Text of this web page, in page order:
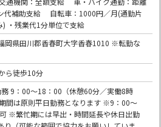
代補助支給 自転車：1000円／月(通勤片
・残業代1分単位で支給
県田川郡香春町大字香春1010 ※転勤な
ら徒歩10分
9：00～18：00（休憩60分／実働8時
原則平日勤務となります ※9：00～
※繁忙期には早出・時間延長や休日出勤